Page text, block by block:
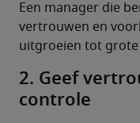
Een manager die
vertrouwen en
uitgroeien tot
2. Geef
controle